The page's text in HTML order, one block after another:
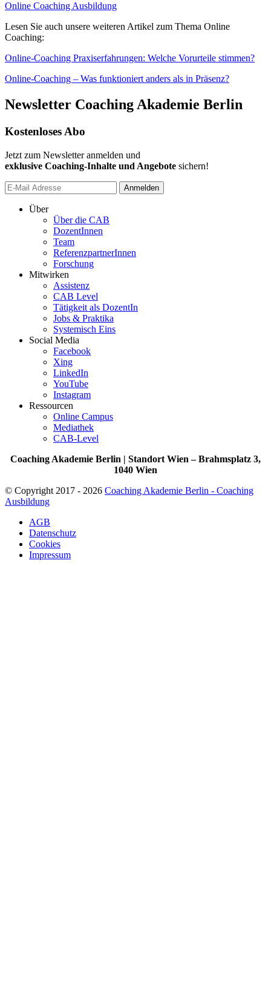
Online Coaching Ausbildung
Lesen Sie auch unsere weiteren Artikel zum Thema Online
Coaching:
Online-Coaching Praxiserfahrungen: Welche Vorurteile stimmen?
Online-Coaching – Was funktioniert anders als in Präsenz?
Newsletter Coaching Akademie Berlin
Kostenloses Abo
Jetzt zum Newsletter anmelden und
exklusive Coaching-Inhalte und Angebote sichern!
Anmelden
Über
Über die CAB
DozentInnen
Team
ReferenzpartnerInnen
Forschung
Mitwirken
Assistenz
CAB Level
Tätigkeit als DozentIn
Jobs & Praktika
Systemisch Eins
Social Media
Facebook
Xing
LinkedIn
YouTube
Instagram
Ressourcen
Online Campus
Mediathek
CAB-Level
Coaching Akademie Berlin | Standort Wien – Brahmsplatz 3,
1040 Wien
© Copyright 2017 - 2026 Coaching Akademie Berlin - Coaching
Ausbildung
AGB
Datenschutz
Cookies
Impressum